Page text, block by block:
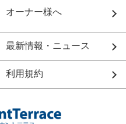
オーナー様へ
最新情報・ニュース
利用規約